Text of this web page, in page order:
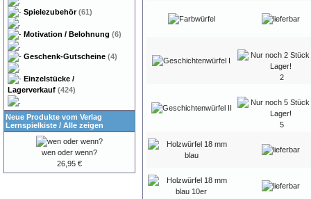
2
5
Spielezubehör(61)
Motivation / Belohnung (6)
Geschenk-Gutscheine (4)
Einzelstücke /
Lagerverkauf (424)
Neue Produkte vom Verlag
Lernspielkiste / Alle zeigen
wen oder wenn?
26,95 €